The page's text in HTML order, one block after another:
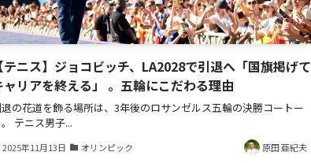
【テニス】ジョコビッチ、LA2028で引退へ「国旗掲げて
ャリアを終える」 。五輪にこだわる理由
の花道を飾る場所は、3年後のロサンゼルス五輪の決勝コートー
テニス男子...
2025年11月13日 オリンピック 原田 亜紀夫